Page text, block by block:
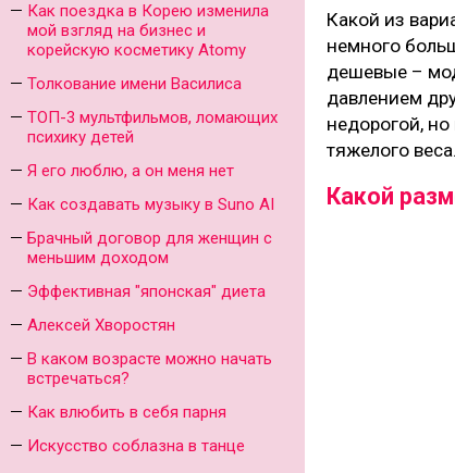
Как поездка в Корею изменила
мой взгляд на бизнес и
корейскую косметику Atomy
Толкование имени Василиса
ТОП-3 мультфильмов, ломающих
психику детей
Я его люблю, а он меня нет
Как создавать музыку в Suno AI
Брачный договор для женщин с
меньшим доходом
Эффективная "японская" диета
Алексей Хворостян
В каком возрасте можно начать
встречаться?
Как влюбить в себя парня
Искусство соблазна в танце
Какой из
немного
дешевые –
давлением
недорогой,
тяжелого веса.
Какой